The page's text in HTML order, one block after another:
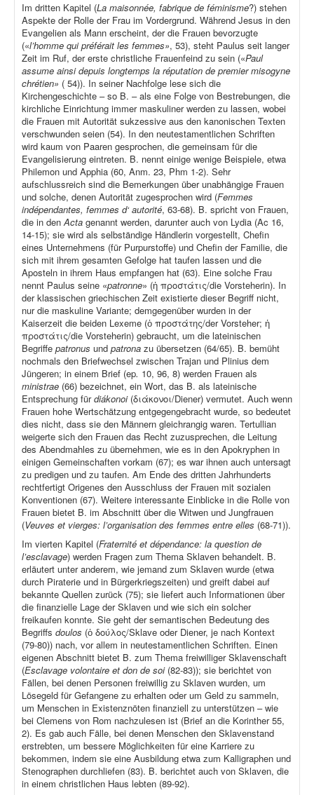
Im dritten Kapitel (La maisonnée, fabrique de féminisme?) stehen
Aspekte der Rolle der Frau im Vordergrund. Während Jesus in den
Evangelien als Mann erscheint, der die Frauen bevorzugte
(«l’homme qui préférait les femmes», 53), steht Paulus seit langer
Zeit im Ruf, der erste christliche Frauenfeind zu sein («Paul
assume ainsi depuis longtemps la réputation de premier misogyne
chrétien» ( 54)). In seiner Nachfolge lese sich die
Kirchengeschichte – so B. – als eine Folge von Bestrebungen, die
kirchliche Einrichtung immer maskuliner werden zu lassen, wobei
die Frauen mit Autorität sukzessive aus den kanonischen Texten
verschwunden seien (54). In den neutestamentlichen Schriften
wird kaum von Paaren gesprochen, die gemeinsam für die
Evangelisierung eintreten. B. nennt einige wenige Beispiele, etwa
Philemon und Apphia (60, Anm. 23, Phm 1-2). Sehr
aufschlussreich sind die Bemerkungen über unabhängige Frauen
und solche, denen Autorität zugesprochen wird (Femmes
indépendantes, femmes d‘ autorité, 63-68). B. spricht von Frauen,
die in denActa genannt werden, darunter auch von Lydia (Ac 16,
14-15); sie wird als selbständige Händlerin vorgestellt, Chefin
eines Unternehmens (für Purpurstoffe) und Chefin der Familie, die
sich mit ihrem gesamten Gefolge hat taufen lassen und die
Aposteln in ihrem Haus empfangen hat (63). Eine solche Frau
nennt Paulus seine «patronne» (ἡ προστάτις/die Vorsteherin). In
der klassischen griechischen Zeit existierte dieser Begriff nicht,
nur die maskuline Variante; demgegenüber wurden in der
Kaiserzeit die beiden Lexeme (ὁ προστάτης/der Vorsteher; ἡ
προστάτις/die Vorsteherin) gebraucht, um die lateinischen
Begriffe patronus und patrona zu übersetzen (64/65). B. bemüht
nochmals den Briefwechsel zwischen Trajan und Plinius dem
Jüngeren; in einem Brief (ep. 10, 96, 8) werden Frauen als
ministrae (66) bezeichnet, ein Wort, das B. als lateinische
Entsprechung fürdiákonoi (διάκονοι/Diener) vermutet. Auch wenn
Frauen hohe Wertschätzung entgegengebracht wurde, so bedeutet
dies nicht, dass sie den Männern gleichrangig waren. Tertullian
weigerte sich den Frauen das Recht zuzusprechen, die Leitung
des Abendmahles zu übernehmen, wie es in den Apokryphen in
einigen Gemeinschaften vorkam (67); es war ihnen auch untersagt
zu predigen und zu taufen. Am Ende des dritten Jahrhunderts
rechtfertigt Origenes den Ausschluss der Frauen mit sozialen
Konventionen (67). Weitere interessante Einblicke in die Rolle von
Frauen bietet B. im Abschnitt über die Witwen und Jungfrauen
(Veuves et vierges: l’organisation des femmes entre elles (68-71)).
Im vierten Kapitel (Fraternité et dépendance: la question de
l’esclavage) werden Fragen zum Thema Sklaven behandelt. B.
erläutert unter anderem, wie jemand zum Sklaven wurde (etwa
durch Piraterie und in Bürgerkriegszeiten) und greift dabei auf
bekannte Quellen zurück (75); sie liefert auch Informationen über
die finanzielle Lage der Sklaven und wie sich ein solcher
freikaufen konnte. Sie geht der semantischen Bedeutung des
Begriffs doulos (ὁ δούλος/Sklave oder Diener, je nach Kontext
(79-80)) nach, vor allem in neutestamentlichen Schriften. Einen
eigenen Abschnitt bietet B. zum Thema freiwilliger Sklavenschaft
(Esclavage volontaire et don de soi(82-83)); sie berichtet von
Fällen, bei denen Personen freiwillig zu Sklaven wurden, um
Lösegeld für Gefangene zu erhalten oder um Geld zu sammeln,
um Menschen in Existenznöten finanziell zu unterstützen – wie
bei Clemens von Rom nachzulesen ist (Brief an die Korinther 55,
2). Es gab auch Fälle, bei denen Menschen den Sklavenstand
erstrebten, um bessere Möglichkeiten für eine Karriere zu
bekommen, indem sie eine Ausbildung etwa zum Kalligraphen und
Stenographen durchliefen (83). B. berichtet auch von Sklaven, die
in einem christlichen Haus lebten (89-92).